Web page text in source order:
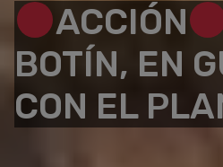
ACCIÓN
BOTÍN, EN
CON EL